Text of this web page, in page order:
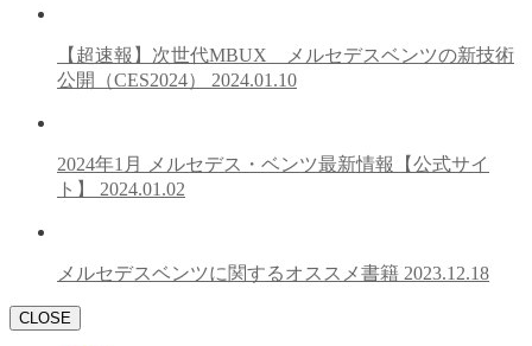
【超速報】次世代MBUX メルセデスベンツの新技術
公開（CES2024） 2024.01.10
2024年1月 メルセデス・ベンツ最新情報【公式サイ
ト】 2024.01.02
メルセデスベンツに関するオススメ書籍 2023.12.18
CLOSE